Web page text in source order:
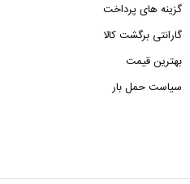
گزینه های پرداخت
گارانتی برگشت کالا
بهترین قیمت
سیاست حمل بار